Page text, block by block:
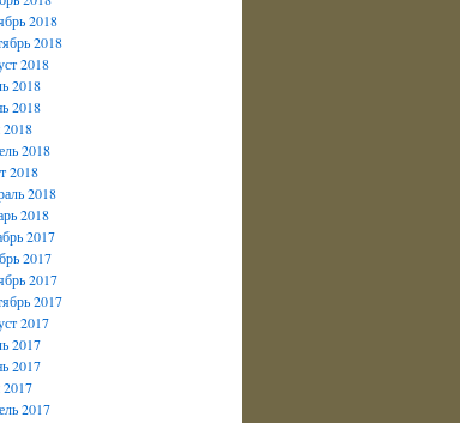
2018
2018
2018
2018
2018
2018
2018
2018
2018
2017
2017
2017
2017
2017
2017
2017
2017